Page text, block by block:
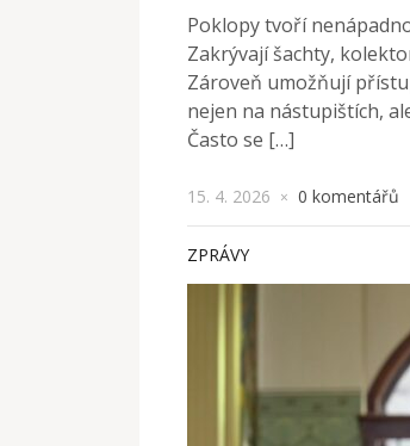
Poklopy tvoří
Zakrývají šachty,
Zároveň umožňují
nejen na nástupištích,
Často se […]
15. 4. 2026 × 0 komentářů
ZPRÁVY